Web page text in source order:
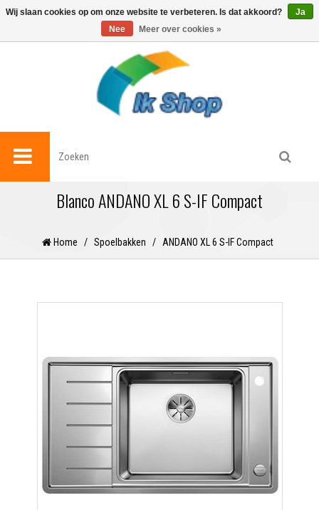
0
Blanco ANDANO XL 6 S-IF Compact
Home / Spoelbakken / ANDANO XL 6 S-IF Compact
Wij slaan cookies op om onze website te verbeteren. Is dat akkoord?
Ja
Nee
Meer over cookies »